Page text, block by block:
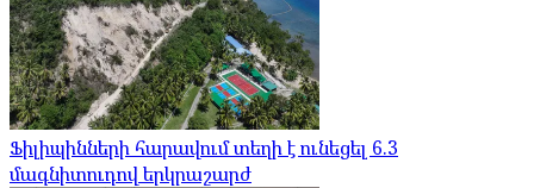
Ֆիլիպինների հարավում տեղի է ունեցել 6.3
մագնիտուդով երկրաշարժ